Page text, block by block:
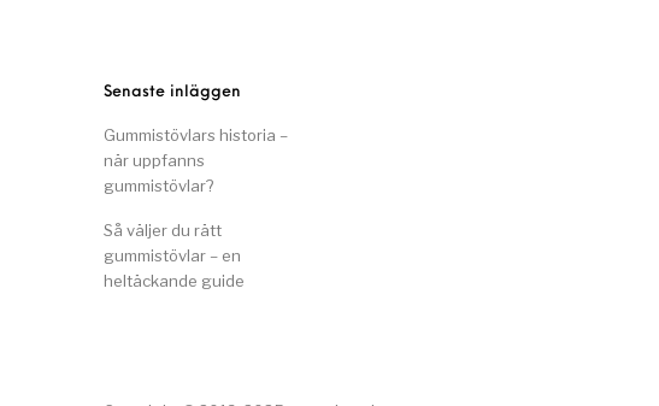
Senaste inläggen
Gummistövlars historia –
när uppfanns
gummistövlar?
Så väljer du rätt
gummistövlar – en
heltäckande guide